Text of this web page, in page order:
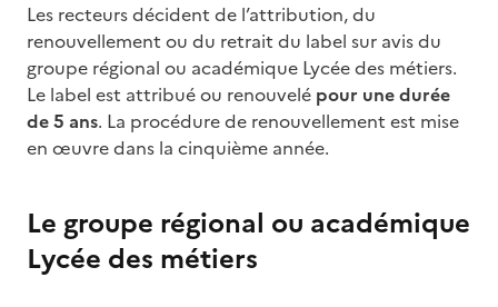
Les recteurs décident de l’attribution, du
renouvellement ou du retrait du label sur avis du
groupe régional ou académique Lycée des métiers.
Le label est attribué ou renouvelé pour une durée
de 5 ans. La procédure de renouvellement est mise
en œuvre dans la cinquième année.
Le groupe régional ou académique
Lycée des métiers